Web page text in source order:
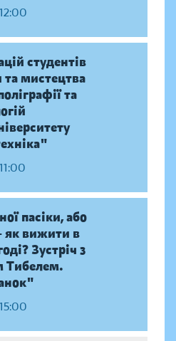
студентів
мистецтва
та
пасіки, або
як вижити в
Зустріч з
Тибелем.